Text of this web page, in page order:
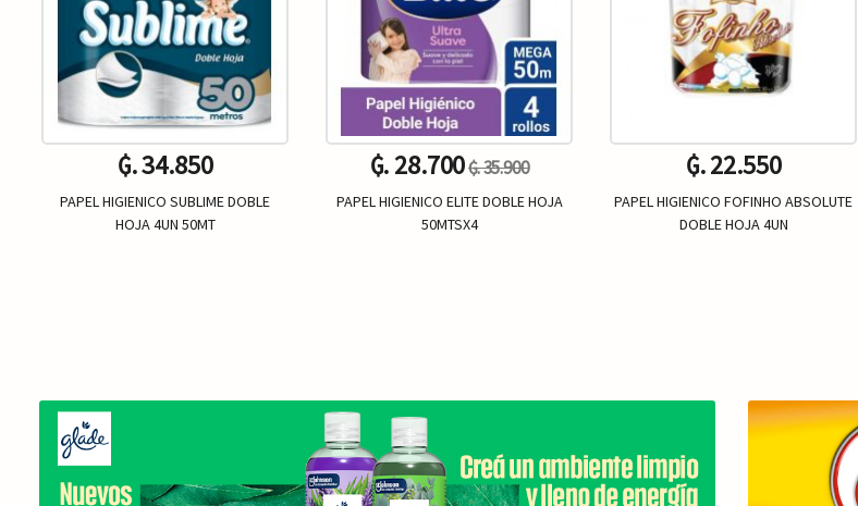
₲. 34.850
PAPEL HIGIENICO SUBLIME DOBLE
HOJA 4UN 50MT
₲. 28.700₲. 35.900
PAPEL HIGIENICO ELITE DOBLE HOJA
50MTSX4
₲. 22.550
PAPEL HIGIENICO FOFINHO ABSOLUTE
DOBLE HOJA 4UN